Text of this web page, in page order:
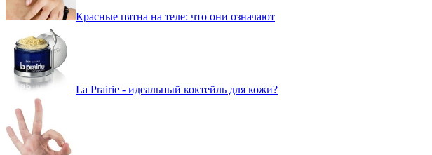
Красные пятна на теле: что они означают
La Prairie - идеальный коктейль для кожи?